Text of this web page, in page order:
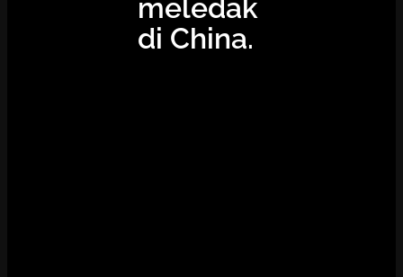
meledak
di China.